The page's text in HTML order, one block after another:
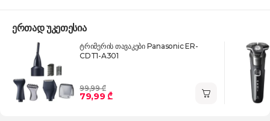
ერთად უკეთესია
ტრიმერის თავაკები Panasonic ER-
CDT1-A301
99,99 ₾
79,99 ₾